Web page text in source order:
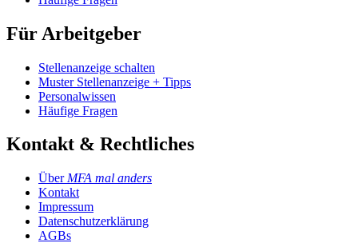
Für Arbeitgeber
Stellenanzeige schalten
Muster Stellenanzeige + Tipps
Personalwissen
Häufige Fragen
Kontakt & Rechtliches
Über MFA mal anders
Kontakt
Impressum
Datenschutzerklärung
AGBs